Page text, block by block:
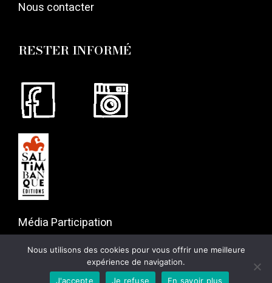
Nous contacter
RESTER INFORMÉ
Média Participation
75019 Paris
Nous utilisons des cookies pour vous offrir une meilleure
expérience de navigation.
J'accepte
Je refuse En savoir plus